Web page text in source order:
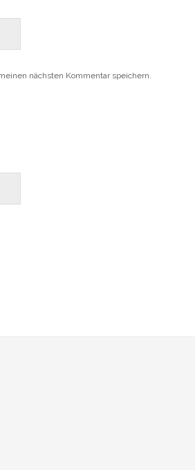
nächsten Kommentar speichern.